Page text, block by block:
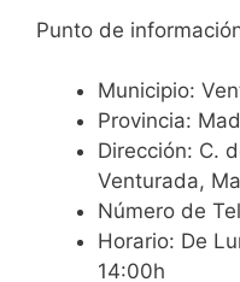
Punto de
Municipio:
Provincia:
Dirección: C.
Venturada,
Número de
Horario: De
14:00h